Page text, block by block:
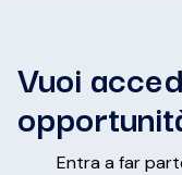
Vuoi
Entra a far